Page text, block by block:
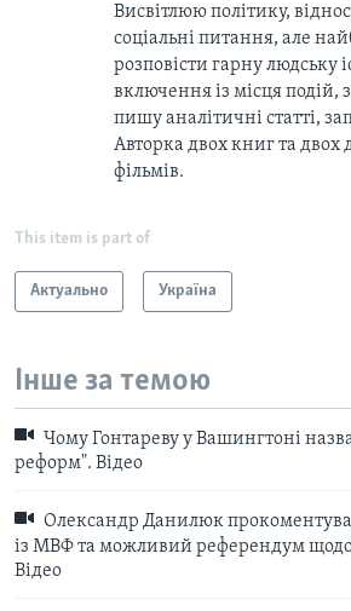
Висвітлюю політику,
соціальні питання, але
розповісти гарну людську
включення із місця подій,
пишу аналітичні статті,
Авторка двох книг та двох
фільмів.
This item is part of
Актуально Україна
Інше за темою
Чому Гонтареву у Вашингтоні
реформ". Відео
Олександр Данилюк
із МВФ та можливий референдум
Відео